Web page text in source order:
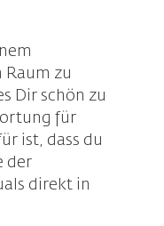
zu
Dir schön zu
für
ist, dass du
der
direkt in